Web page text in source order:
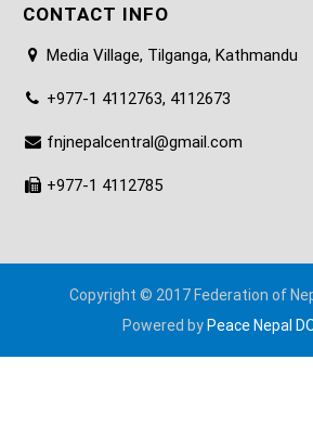
CONTACT INFO
Media Village, Tilganga, Kathmandu
+977-1 4112763, 4112673
fnjnepalcentral@gmail.com
+977-1 4112785
Copyright © 2017 Federation of
Powered byPeace Nepal